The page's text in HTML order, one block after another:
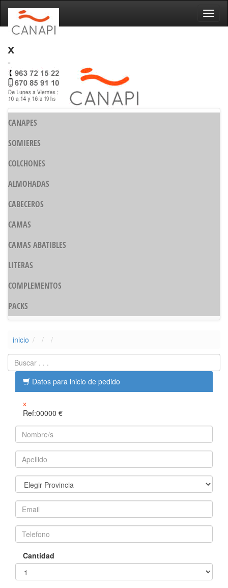
x
-
CANAPES
SOMIERES
COLCHONES
ALMOHADAS
CABECEROS
CAMAS
CAMAS ABATIBLES
LITERAS
COMPLEMENTOS
PACKS
inicio
Datos para inicio de pedido
x
Ref:00000 €
Cantidad